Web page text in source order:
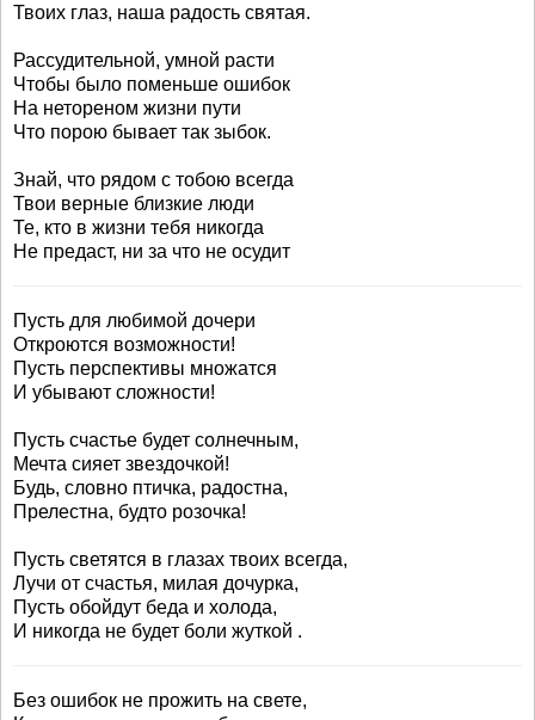
Твоих глаз, наша радость святая.
Рассудительной, умной расти
Чтобы было поменьше ошибок
На нетореном жизни пути
Что порою бывает так зыбок.
Знай, что рядом с тобою всегда
Твои верные близкие люди
Те, кто в жизни тебя никогда
Не предаст, ни за что не осудит
Пусть для любимой дочери
Откроются возможности!
Пусть перспективы множатся
И убывают сложности!
Пусть счастье будет солнечным,
Мечта сияет звездочкой!
Будь, словно птичка, радостна,
Прелестна, будто розочка!
Пусть светятся в глазах твоих всегда,
Лучи от счастья, милая дочурка,
Пусть обойдут беда и холода,
И никогда не будет боли жуткой .
Без ошибок не прожить на свете,